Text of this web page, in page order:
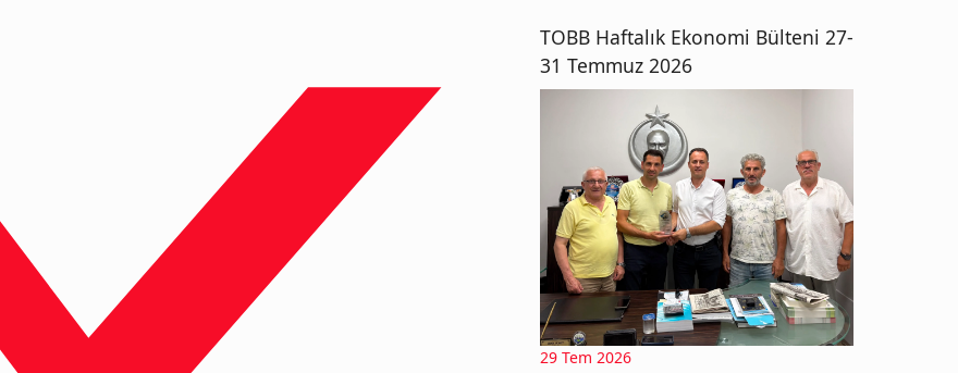
TOBB Haftalık Ekonomi Bülteni 27-
31 Temmuz 2026
29 Tem 2026